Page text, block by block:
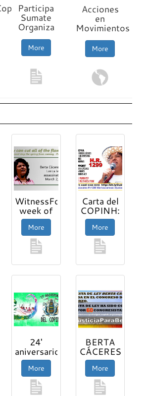
hacer
Participa
Sumate
Organiza
More
acciónes
Acciones
en
Movimientos
More
WitnessForPeace:
week of
action
week of
action
More
Carta del
COPINH:
Ley Berta
Caceres
More
24'
aniversario
del
COPINH
More
BERTA
CÁCERES
HUMAN
RIGHTS
IN
HONDURA...
More